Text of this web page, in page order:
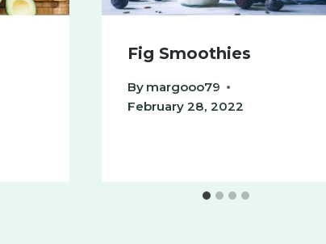
Fig Smoothies
By margooo79
February 28, 2022